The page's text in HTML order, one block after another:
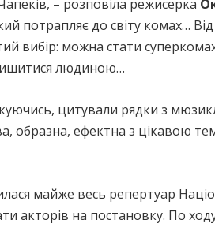
– розповіла режисерка
потрапляє до світу комах…
вибір: можна стати
людиною…
цитували рядки з
образна, ефектна з цікавою
майже весь репертуар
акторів на постановку. По